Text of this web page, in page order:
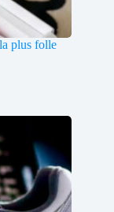
plus folle